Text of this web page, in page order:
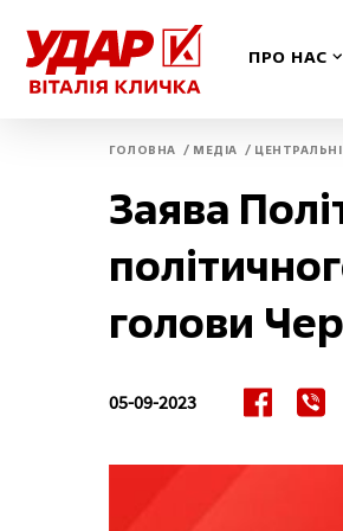
ПРО НАС
Вінницька
Волинська
ГОЛОВНА / МЕДІА /
Заява
голови
05-09-2023